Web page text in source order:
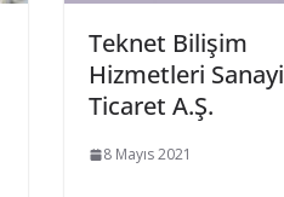
Teknet Bilişim
Hizmetleri Sanayi
Ticaret A.Ş.
8 Mayıs 2021